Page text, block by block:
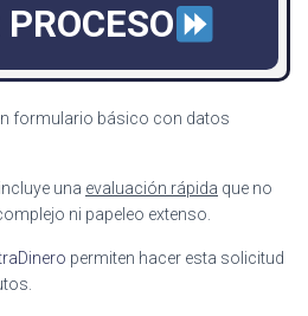
formulario básico con datos
una evaluación rápida que no
ni papeleo extenso.
permiten hacer esta solicitud